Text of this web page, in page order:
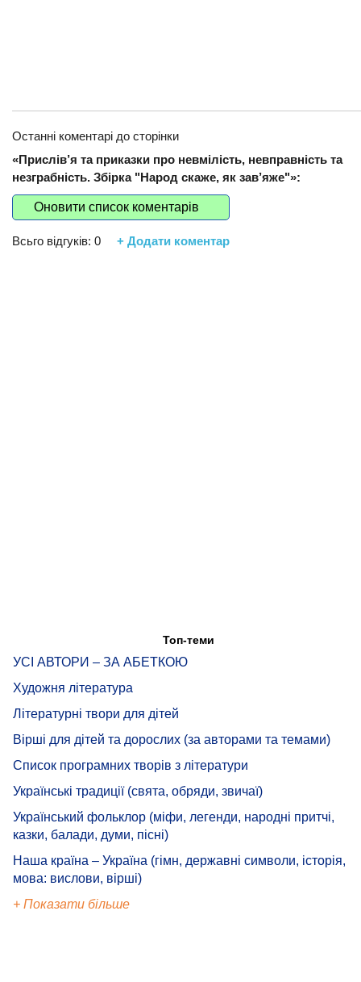
Останні коментарі до сторінки
«Прислів’я та приказки про невмілість, невправність та
незграбність. Збірка "Народ скаже, як зав’яже"»:
Оновити список коментарів
Всьго відгуків: 0 + Додати коментар
Топ-теми
УСІ АВТОРИ – ЗА АБЕТКОЮ
Художня література
Літературні твори для дітей
Вірші для дітей та дорослих (за авторами та темами)
Список програмних творів з літератури
Українські традиції (свята, обряди, звичаї)
Український фольклор (міфи, легенди, народні притчі,
казки, балади, думи, пісні)
Наша країна – Україна (гімн, державні символи, історія,
мова: вислови, вірші)
+ Показати більше